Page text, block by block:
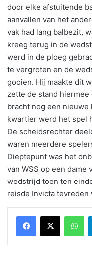
door elke afstuitende
aanvallen van het
vak had lang balbezit,
kreeg terug in de
werd in de ploeg
te vergroten en de
gooien. Hij maakte dit
zette de stand hiermee
bracht nog een nieuwe
kwartier werd het spel
De scheidsrechter
waren meerdere
Dieptepunt was het
van WSS op een dame
wedstrijd toen ten
reisde Invicta tevreden